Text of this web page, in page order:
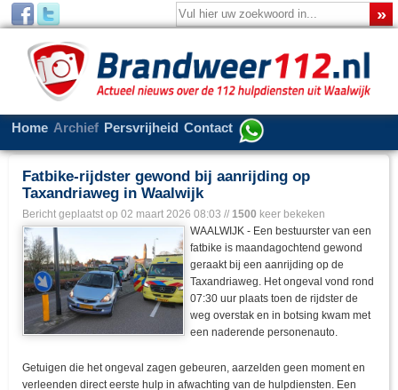
Home Archief Persvrijheid Contact
Fatbike-rijdster gewond bij aanrijding op
Taxandriaweg in Waalwijk
Bericht geplaatst op 02 maart 2026 08:03 // 1500 keer bekeken
WAALWIJK - Een bestuurster van een
fatbike is maandagochtend gewond
geraakt bij een aanrijding op de
Taxandriaweg. Het ongeval vond rond
07:30 uur plaats toen de rijdster de
weg overstak en in botsing kwam met
een naderende personenauto.
Getuigen die het ongeval zagen gebeuren, aarzelden geen moment en
verleenden direct eerste hulp in afwachting van de hulpdiensten. Een